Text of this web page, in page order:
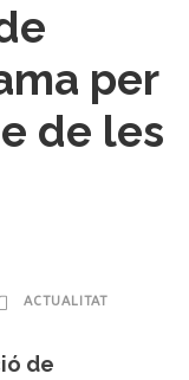
per
de les
ACTUALITAT
de